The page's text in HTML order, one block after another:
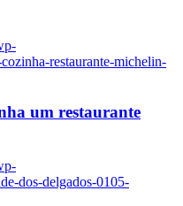
restaurante-michelin-
um restaurante
dos-delgados-0105-